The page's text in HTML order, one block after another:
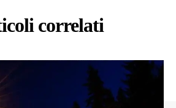
correlati